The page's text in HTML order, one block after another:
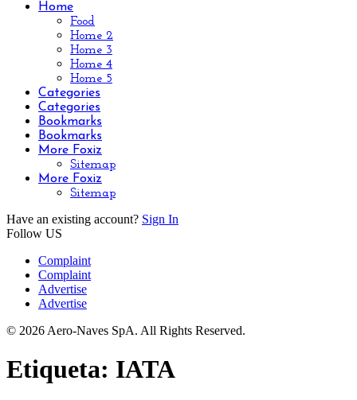
Home
Food
Home 2
Home 3
Home 4
Home 5
Categories
Categories
Bookmarks
Bookmarks
More Foxiz
Sitemap
More Foxiz
Sitemap
Have an existing account? Sign In
Follow US
Complaint
Complaint
Advertise
Advertise
© 2026 Aero-Naves SpA. All Rights Reserved.
Etiqueta: IATA